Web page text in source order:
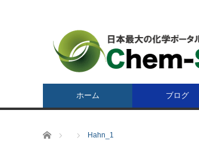
ホーム ブログ
ホーム Hahn_1